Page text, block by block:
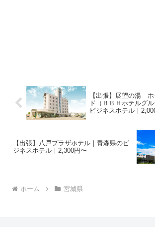
【出張】展望の湯
ド（ＢＢＨホテルグ
ビジネスホテル｜
【出張】八戸プラザホテル｜青森県のビ
ジネスホテル｜2,300円〜
ホーム 宮城県